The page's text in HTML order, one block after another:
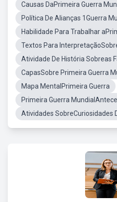
Causas DaPrimeira Guerra
Política De Alianças 1Guerra
Habilidade Para Trabalhar
Textos Para
Atividade De História Sobreas
CapasSobre Primeira Guerra
Mapa MentalPrimeira Guerra
Primeira Guerra
Atividades SobreCuriosidades